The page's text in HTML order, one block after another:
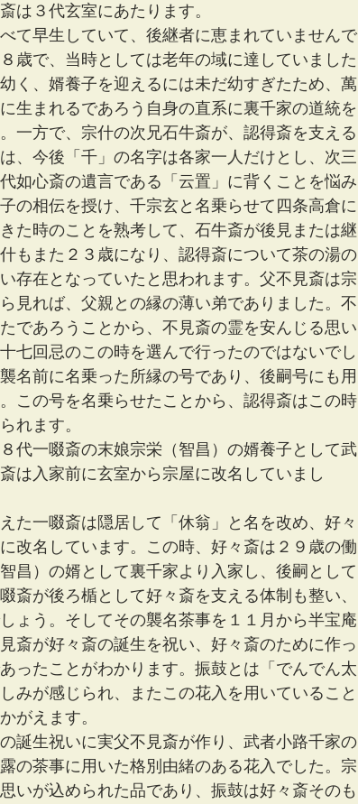
は３代玄室にあたります。
て早生していて、後継者に恵まれていませんで
歳で、当時としては老年の域に達していました
く、婿養子を迎えるには未だ幼すぎたため、萬
生まれるであろう自身の直系に裏千家の道統を
一方で、宗什の次兄石牛斎が、認得斎を支える
、今後「千」の名字は各家一人だけとし、次三
如心斎の遺言である「云置」に背くことを悩み
の相伝を授け、千宗玄と名乗らせて四条高倉に
た時のことを熟考して、石牛斎が後見または継
もまた２３歳になり、認得斎について茶の湯の
存在となっていたと思われます。父不見斎は宗
見れば、父親との縁の薄い弟でありました。不
であろうことから、不見斎の霊を安んじる思い
七回忌のこの時を選んで行ったのではないでし
名前に名乗った所縁の号であり、後嗣号にも用
この号を名乗らせたことから、認得斎はこの時
れます。
代一啜斎の末娘宗栄（智昌）の婿養子として武
は入家前に玄室から宗屋に改名していまし
た一啜斎は隠居して「休翁」と名を改め、好々
改名しています。この時、好々斎は２９歳の働
昌）の婿として裏千家より入家し、後嗣として
斎が後ろ楯として好々斎を支える体制も整い、
ょう。そしてその襲名茶事を１１月から半宝庵
斎が好々斎の誕生を祝い、好々斎のために作っ
ったことがわかります。振鼓とは「でんでん太
みが感じられ、またこの花入を用いていること
がえます。
誕生祝いに実父不見斎が作り、武者小路千家の
の茶事に用いた格別由緒のある花入でした。宗
いが込められた品であり、振鼓は好々斎そのも